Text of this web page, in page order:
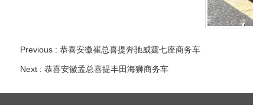
Previous : 恭喜安徽崔总喜提奔驰威霆七座商务车
Next : 恭喜安徽孟总喜提丰田海狮商务车